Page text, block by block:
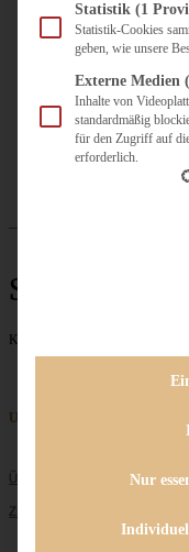
ÜBER MICH
Süßer
Keine Beiträge gefunden
Unternehmen
ÜBER MICH
ZUSAMMENARBEIT
Statistik (1
Statistik-Cookies
geben, wie unsere
Externe Medien
Inhalte von
standardmäßig
für den Zugriff auf
erforderlich.
Nur